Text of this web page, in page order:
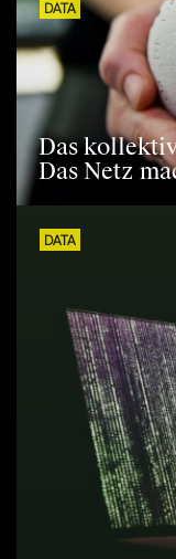
DATA
Das
Das Netz
DATA